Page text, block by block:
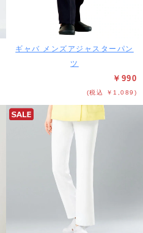
ギャバ メンズアジャスターパン
ツ
￥990
(税込 ￥1,089)